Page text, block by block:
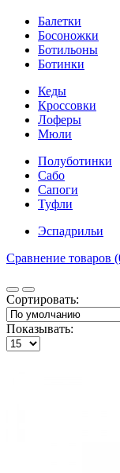
Балетки
Босоножки
Ботильоны
Ботинки
Кеды
Кроссовки
Лоферы
Мюли
Полуботинки
Сабо
Сапоги
Туфли
Эспадрильи
Сравнение товаров
Сортировать:
Показывать: